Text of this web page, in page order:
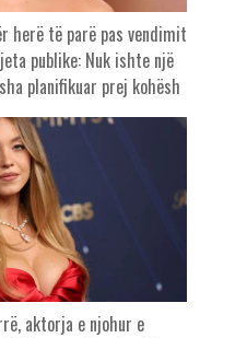
herë të parë pas vendimit
publike: Nuk ishte një
planifikuar prej kohësh
aktorja e njohur e